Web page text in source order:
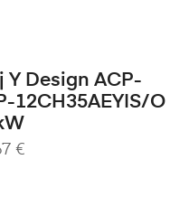
Y Design ACP-
12CH35AEYIS/O
€